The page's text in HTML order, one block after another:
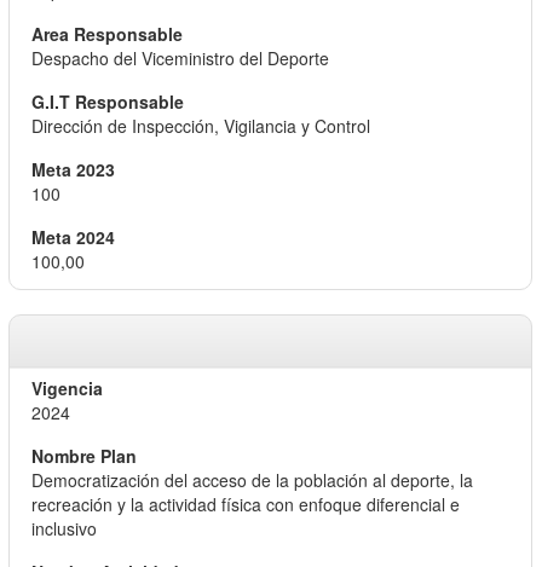
Despacho del Viceministro del Deporte
Dirección de Inspección, Vigilancia y Control
100
100,00
2024
Democratización del acceso de la población al deporte, la
recreación y la actividad física con enfoque diferencial e
inclusivo